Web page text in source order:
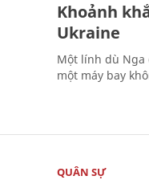
Khoảnh
Ukraine
Một lính dù Nga
một máy bay
QUÂN SỰ